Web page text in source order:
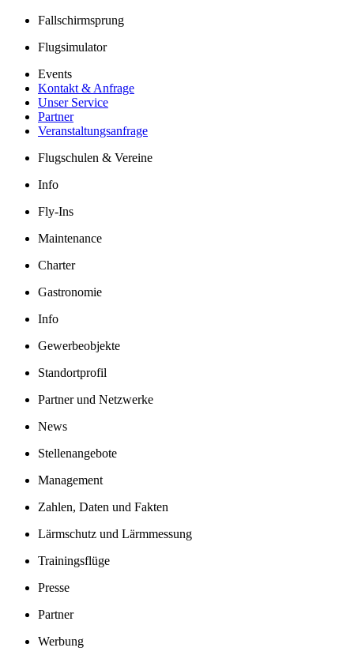
Fallschirmsprung
Flugsimulator
Events
Kontakt & Anfrage
Unser Service
Partner
Veranstaltungsanfrage
Flugschulen & Vereine
Info
Fly-Ins
Maintenance
Charter
Gastronomie
Info
Gewerbeobjekte
Standortprofil
Partner und Netzwerke
News
Stellenangebote
Management
Zahlen, Daten und Fakten
Lärmschutz und Lärmmessung
Trainingsflüge
Presse
Partner
Werbung